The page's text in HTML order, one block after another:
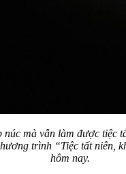
núc mà vẫn làm được tiệc
trình “Tiệc tất niên,
hôm nay.